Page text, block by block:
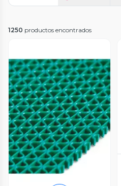
1250 productos encontrados